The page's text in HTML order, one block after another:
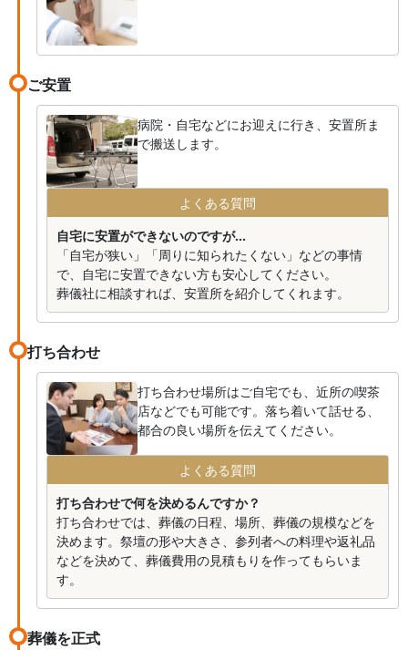
ご安置
病院・自宅などにお迎えに行き、安置所ま
で搬送します。
よくある質問
自宅に安置ができないのですが...
「自宅が狭い」「周りに知られたくない」などの事情
で、自宅に安置できない方も安心してください。
葬儀社に相談すれば、安置所を紹介してくれます。
打ち合わせ
打ち合わせ場所はご自宅でも、近所の喫茶
店などでも可能です。落ち着いて話せる、
都合の良い場所を伝えてください。
よくある質問
打ち合わせで何を決めるんですか？
打ち合わせでは、葬儀の日程、場所、葬儀の規模などを
決めます。祭壇の形や大きさ、参列者への料理や返礼品
などを決めて、葬儀費用の見積もりを作ってもらいま
す。
葬儀を正式